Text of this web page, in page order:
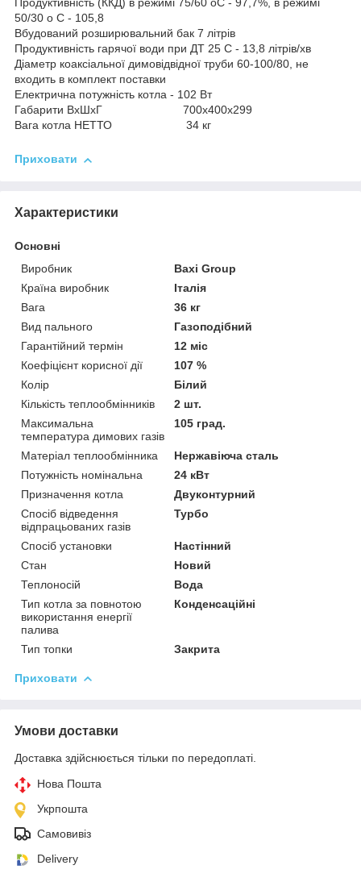
Продуктивність (ККД) в режимі 75/60 оС - 97,7%, в режимі
50/30 о С - 105,8
Вбудований розширювальний бак 7 літрів
Продуктивність гарячої води при ДТ 25 С - 13,8 літрів/хв
Діаметр коаксіальної димовідвідної труби 60-100/80, не
входить в комплект поставки
Електрична потужність котла - 102 Вт
Габарити ВхШхГ 700х400х299
Вага котла НЕТТО 34 кг
Приховати
Характеристики
Основні
Виробник
Baxi Group
Країна виробник
Італія
Вага
36 кг
Вид пального
Газоподібний
Гарантійний термін
12 міс
Коефіцієнт корисної дії
107 %
Колір
Білий
Кількість теплообмінників
2 шт.
Максимальна
температура димових газів
105 град.
Матеріал теплообмінника
Нержавіюча сталь
Потужність номінальна
24 кВт
Призначення котла
Двуконтурний
Спосіб відведення
відпрацьованих газів
Турбо
Спосіб установки
Настінний
Стан
Новий
Теплоносій
Вода
Тип котла за повнотою
використання енергії
палива
Конденсаційні
Тип топки Закрита
Приховати
Умови доставки
Доставка здійснюється тільки по передоплаті.
Нова Пошта
Укрпошта
Самовивіз
Delivery